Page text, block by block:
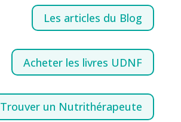
Les articles du Blog
Acheter les livres UDNF
Trouver un Nutrithérapeute